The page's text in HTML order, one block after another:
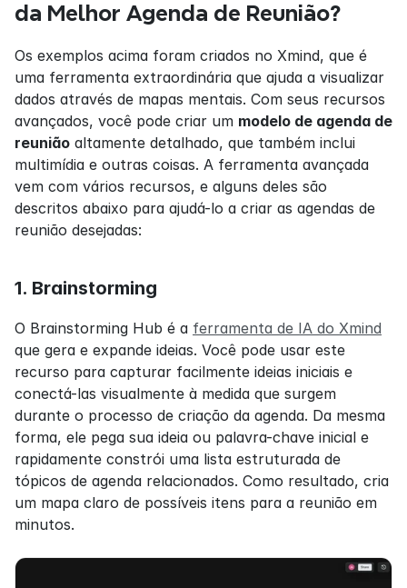
da Melhor Agenda de Reunião?
Os exemplos acima foram criados no Xmind, que é
uma ferramenta extraordinária que ajuda a visualizar
dados através de mapas mentais. Com seus recursos
avançados, você pode criar um modelo de agenda de
reunião altamente detalhado, que também inclui
multimídia e outras coisas. A ferramenta avançada
vem com vários recursos, e alguns deles são
descritos abaixo para ajudá-lo a criar as agendas de
reunião desejadas:
1. Brainstorming
O Brainstorming Hub é a ferramenta de IA do Xmind
que gera e expande ideias. Você pode usar este
recurso para capturar facilmente ideias iniciais e
conectá-las visualmente à medida que surgem
durante o processo de criação da agenda. Da mesma
forma, ele pega sua ideia ou palavra-chave inicial e
rapidamente constrói uma lista estruturada de
tópicos de agenda relacionados. Como resultado, cria
um mapa claro de possíveis itens para a reunião em
minutos.